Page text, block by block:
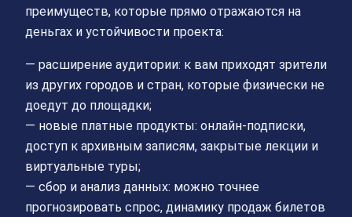
преимуществ, которые прямо отражаются на
деньгах и устойчивости проекта:
— расширение аудитории: к вам приходят зрители
из других городов и стран, которые физически не
доедут до площадки;
— новые платные продукты: онлайн‑подписки,
доступ к архивным записям, закрытые лекции и
виртуальные туры;
— сбор и анализ данных: можно точнее
прогнозировать спрос, динамику продаж билетов